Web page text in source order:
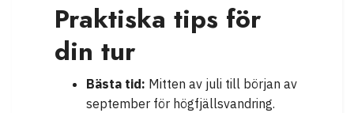
Praktiska tips för
din tur
Bästa tid: Mitten av juli till början av
september för högfjällsvandring.